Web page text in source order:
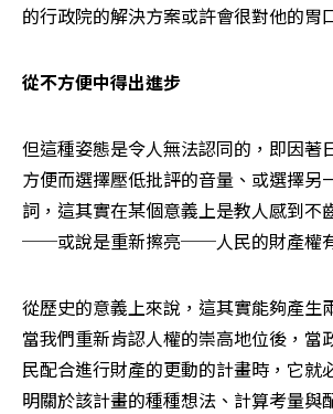
的行政院的解決方案或許會很對他的胃
從不方便中得出進步
但這種姿態是令人無法認同的，即因著
方便而選擇壓低批評的音量、或選擇另
詞，這其實在某個意義上是教人感到不
──或說是重新擦亮──人民的財產權
從歷史的意義上來說，這其實能夠產生
當我們重新肯認人權的崇高地位後，當
民配合進行財產的更動的計畫時，它就
明關於該計畫的種種想法、計算考量與